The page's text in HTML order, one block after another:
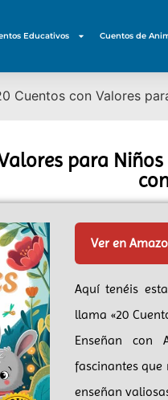
Educativos Cuentos de
Cuentos con Valores
para
Ver en
Aquí tenéis
llama «20
Enseñan con
fascinantes que
enseñan